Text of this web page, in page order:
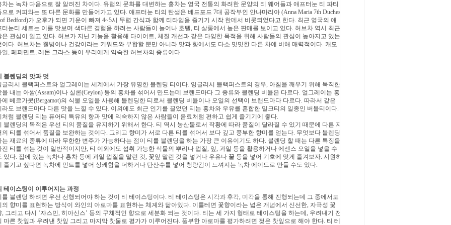
차는 녹차 다음으로 잘 알려진 차이다. 유럽의 문화를 대변하는 홍차는 영국 전통의 화려한 문양의 티 웨어들과 애프터눈 티 파티
으로 커피와는 또 다른 문화를 만들어가고 있다. 애프터눈 티의 탄생은 베드포드 7대 공작부인 안나마리아 (Anna Maria 7th Duches
Bedford)가 오후가 되면 기운이 빠져 4~5시 무렵 간식과 함께 티타임을 즐기기 시작 한데서 비롯되었다고 한다. 최근 영국의 애
터눈티 세트는 이를 맛보며 색다른 경험을 하려는 사람들이 늘어나 호텔, 티 살롱에서 높은 판매를 보이고 있다. 허브차 역시 최근
은 관심이 일고 있다. 허브가 지닌 기능을 활용해 다이어트, 체질 개선과 같은 다양한 목적을 위해 사람들의 관심이 높아지고 있는
이다. 허브차는 웰빙이나 건강이라는 키워드와 부합할 뿐만 아니라 맛과 향에서도 다소 밋밋한 다른 차에 비해 매력적이다. 캐모
일, 페퍼민트, 레 몬 그라스 등이 우리에게 익숙한 허브차의 종류이다.
블렌딩의 맛과 멋
글리시 블랙퍼스트와 얼그레이는 세계에서 가장 유명한 블렌딩 티이다. 잉글리시 블랙퍼스트의 경우, 아침을 깨우기 위해 묵직한
을 내는 아쌈(Assam)이나 실론(Ceylon) 등의 홍차를 섞어서 만드는데 브랜드마다 그 종류와 블렌딩 비율은 다르다. 얼그레이는 홍
에 베르가못(Bergamot)의 식물 오일을 사용해 블렌딩한 티로서 블렌딩 비율이나 오일의 선택이 브랜드마다 다르다. 따라서 같은
라도 브랜드마다 다른 맛을 느낄 수 있다. 이외에도 최근 인기를 끌었던 티는 홍차와 우유를 혼합한 밀크티의 일종인 버블티이다.
처럼 블렌딩 티는 퓨어티 특유의 향과 맛에 익숙하지 않은 사람들이 음료처럼 편하고 쉽게 즐기기에 좋다.
블렌딩의 목적은 우선 티의 품질을 유지하기 위해서 한다. 티 역시 농산물로서 작황에 따라 품질이 달라질 수 있기 때문에 다른 지
의 티를 섞어서 품질을 보완하는 것이다. 그리고 향미가 서로 다른 티를 섞어서 보다 깊고 풍부한 향미를 얻는다. 무엇보다 블렌딩
는 재료의 종류에 따라 무한한 변주가 가능하다는 점이 티를 블렌딩을 하는 가장 큰 이유이기도 하다. 블렌딩 할 때는 다른 특징을
진 티를 섞는 것이 일반적이지만, 티 이외에도 섭취 가능한 식 물의 뿌리나 껍질, 잎, 과일 등을 활용하거나 에센스 오일을 넣을 수
있다. 집에 있는 녹차나 홍차 등에 과일 껍질을 말린 것, 꽃잎 말린 것을 넣거나 우유나 꿀 등을 넣어 기호에 맞게 즐겨보자. 시원하
즐기고 싶다면 녹차에 민트를 넣어 상쾌함을 더하거나 탄산수를 넣어 청량감이 느껴지는 녹차 에이드로 만들 수도 있다.
테이스팅이 이루어지는 과정
를 블렌딩 하려면 우선 선행되어야 하는 것이 티 테이스팅이다. 티 테이스팅은 시각과 후각, 미각을 통해 진행되는데 그 중에서도
의 향미를 표현하는 방식이 와인의 아로마를 표현하는 체계와 닮아있다. 이를테면 꽃향이라는 넓은 개념에서 신선한, 자극성 꽃
, 그리고 다시 ‘쟈스민, 히아신스’ 등의 구체적인 향으로 세분화 되는 것이다. 티는 세 가지 형태로 테이 스팅을 하는데, 우려내기 전
마른 찻잎과 우려낸 찻잎 그리고 마지막 찻물로 평가가 이루어진다. 풍부한 아로마를 평가하려면 젖은 찻잎으로 해야 한다. 티 테